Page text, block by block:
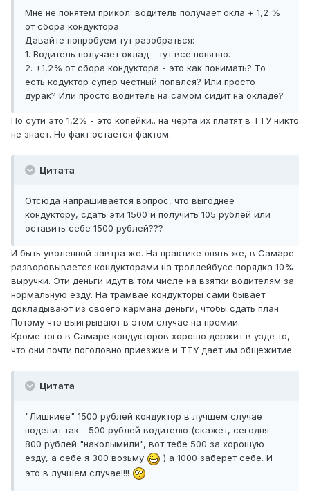
Мне не понятем прикол: водитель получает окла + 1,2 %
от сбора кондуктора.
Давайте попробуем тут разобраться:
1. Водитель получает оклад - тут все понятно.
2. +1,2% от сбора кондуктора - это как понимать? То
есть кодуктор супер честный попался? Или просто
дурак? Или просто водитель на самом сидит на окладе?
По сути это 1,2% - это копейки.. на черта их платят в ТТУ никто
не знает. Но факт остается фактом.
Цитата
Отсюда напрашивается вопрос, что выгоднее
кондуктору, сдать эти 1500 и получить 105 рублей или
оставить себе 1500 рублей???
И быть уволенной завтра же. На практике опять же, в Самаре
разворовывается кондукторами на троллейбусе порядка 10%
выручки. Эти деньги идут в том числе на взятки водителям за
нормальную езду. На трамвае кондукторы сами бывает
докладывают из своего кармана деньги, чтобы сдать план.
Потому что выигрывают в этом случае на премии.
Кроме того в Самаре кондукторов хорошо держит в узде то,
что они почти поголовно приезжие и ТТУ дает им общежитие.
Цитата
"Лишниее" 1500 рублей кондуктор в лучшем случае
поделит так - 500 рублей водителю (скажет, сегодня
800 рублей "наколымили", вот тебе 500 за хорошую
езду, а себе я 300 возьму
) а 1000 заберет себе. И
это в лучшем случае!!!!